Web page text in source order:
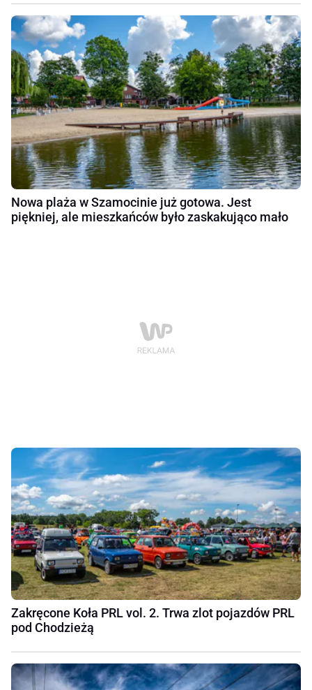
Nowa plaża w Szamocinie już gotowa. Jest
piękniej, ale mieszkańców było zaskakująco mało
Zakręcone Koła PRL vol. 2. Trwa zlot pojazdów PRL
pod Chodzieżą